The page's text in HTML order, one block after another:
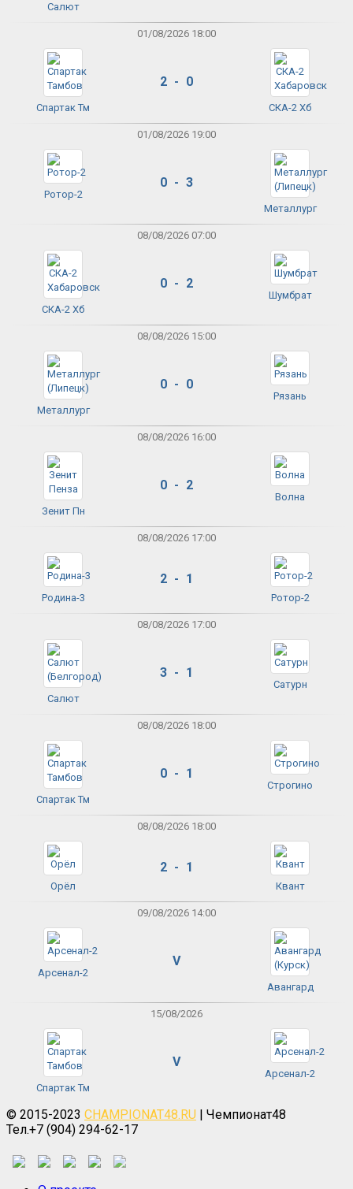
Салют
01/08/2026 18:00
Спартак Тм
2 - 0
СКА-2 Хб
01/08/2026 19:00
Ротор-2
0 - 3
Металлург
08/08/2026 07:00
СКА-2 Хб
0 - 2
Шумбрат
08/08/2026 15:00
Металлург
0 - 0
Рязань
08/08/2026 16:00
Зенит Пн
0 - 2
Волна
08/08/2026 17:00
Родина-3
2 - 1
Ротор-2
08/08/2026 17:00
Салют
3 - 1
Сатурн
08/08/2026 18:00
Спартак Тм
0 - 1
Строгино
08/08/2026 18:00
Орёл
2 - 1
Квант
09/08/2026 14:00
Арсенал-2
V
Авангард
15/08/2026
Спартак Тм
V
Арсенал-2
© 2015-2023 CHAMPIONAT48.RU | Чемпионат48
Тел.+7 (904) 294-62-17